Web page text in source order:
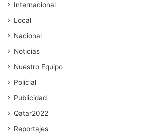
Internacional
Local
Nacional
Noticias
Nuestro Equipo
Policial
Publicidad
Qatar2022
Reportajes